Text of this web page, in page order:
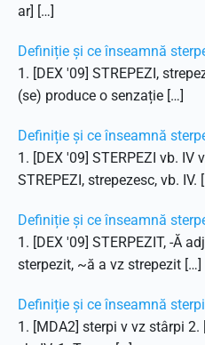
ar] […]
Definiție și ce înseamnă
1. [DEX '09] STREPEZI,
(se) produce o senzație […]
Definiție și ce înseamnă
1. [DEX '09] STERPEZI vb. IV
STREPEZI, strepezesc, vb. IV.
Definiție și ce înseamnă
1. [DEX '09] STERPEZIT, -Ă
sterpezit, ~ă a vz strepezit […]
Definiție și ce înseamnă sterpi
1. [MDA2] sterpi v vz stârpi 2.